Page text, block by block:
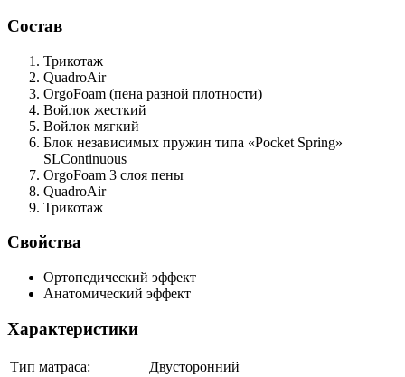
Состав
Трикотаж
QuadroAir
OrgoFoam (пена разной плотности)
Войлок жесткий
Войлок мягкий
Блок независимых пружин типа «Pocket Spring»
SLContinuous
OrgoFoam 3 слоя пены
QuadroAir
Трикотаж
Свойства
Ортопедический эффект
Анатомический эффект
Характеристики
Тип матраса:
Двусторонний